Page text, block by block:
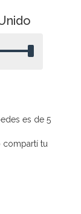
es de 5
compartí tu